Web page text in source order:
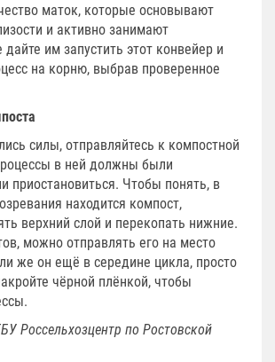
маток, которые основывают
и активно занимают
им запустить этот конвейер и
на корню, выбрав проверенное
силы, отправляйтесь к компостной
в ней должны были
приостановиться. Чтобы понять, в
находится компост,
верхний слой и перекопать нижние.
можно отправлять его на место
же он ещё в середине цикла, просто
чёрной плёнкой, чтобы
Россельхозцентр по Ростовской